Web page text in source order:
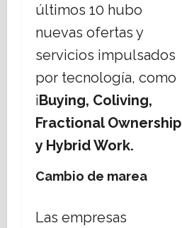
últimos 10 hubo
nuevas ofertas y
servicios impulsados ​​
por tecnología, como
iBuying, Coliving,
Fractional Ownership
y Hybrid Work.
Cambio de marea
Las empresas